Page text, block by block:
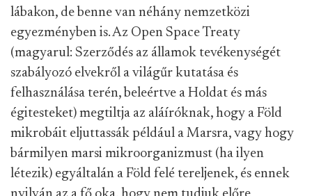
lábakon, de benne van néhány nemzetközi
egyezményben is. Az Open Space Treaty
(magyarul: Szerződés az államok tevékenységét
szabályozó elvekről a világűr kutatása és
felhasználása terén, beleértve a Holdat és más
égitesteket) megtiltja az aláíróknak, hogy a Föld
mikrobáit eljuttassák például a Marsra, vagy hogy
bármilyen marsi mikroorganizmust (ha ilyen
létezik) egyáltalán a Föld felé tereljenek, és ennek